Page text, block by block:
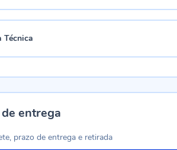
Técnica
entrega
prazo de entrega e retirada